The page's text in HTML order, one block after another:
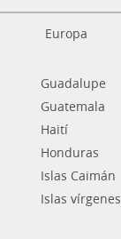
Europa
Guadalupe
Guatemala
Haití
Honduras
Islas Caimán
Islas vírgenes